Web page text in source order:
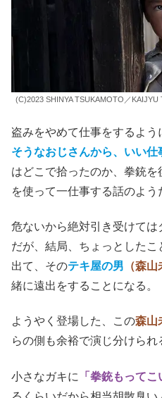
(C)2023 SHINYA TSUKAMOTO／KAIJYU
盗みをやめて仕事をするよう
そうなおじさんから、いい仕
はどこで拾ったのか、拳銃
を使って一仕事する話のよう
危ないから絶対引き受けては
だが、結局、ちょっとした
出て、そのテキ屋の男 （森山
緒に遠出をすることになる。
ようやく登場した、この森山
らの側も余裕で演じ分けられ
小さなガキに 「拳銃もってこ